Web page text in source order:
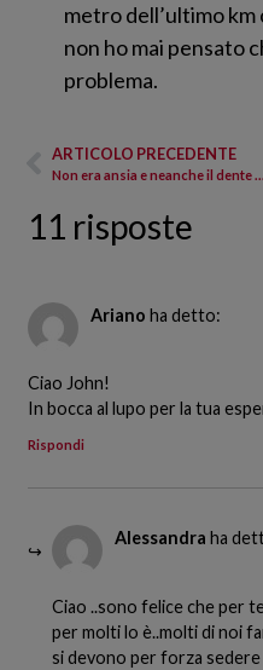
metro dell’ultimo
non ho mai pensato
problema.
ARTICOLO PRECEDENTE
Non era ansia e neanche il dente del giudizio
11 risposte
Ariano ha detto:
Ciao John!
In bocca al lupo per la tua
Rispondi
Alessandra ha
Ciao ..sono felice che per
per molti lo è..molti di noi
si devono per forza sedere